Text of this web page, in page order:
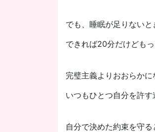
でも、睡眠が足りない
できれば20分だけどもっ
完璧主義よりおおらか
いつもひとつ自分を許
自分で決めた約束を守る